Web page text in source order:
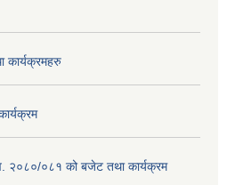
२०८०/०८१ को बजेट तथा कार्यक्रम